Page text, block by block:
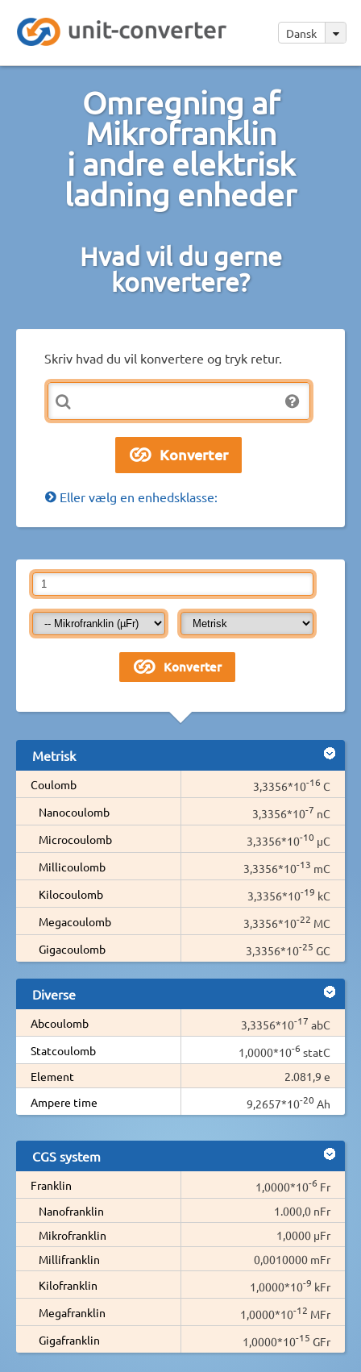
Dansk
Omregning af
Mikrofranklin
i andre elektrisk
ladning enheder
Hvad vil du gerne
konvertere?
Skriv hvad du vil konvertere og tryk retur.
Eller vælg en enhedsklasse:
Metrisk
Coulomb 3,3356*10-16 C
Nanocoulomb
3,3356*10-7 nC
Microcoulomb
3,3356*10-10 µC
Millicoulomb
3,3356*10-13 mC
Kilocoulomb
3,3356*10-19 kC
Megacoulomb
3,3356*10-22 MC
Gigacoulomb
3,3356*10-25 GC
Diverse
Abcoulomb 3,3356*10-17 abC
Statcoulomb
1,0000*10-6 statC
Element
2.081,9 e
Ampere time
9,2657*10-20 Ah
CGS system
Franklin 1,0000*10-6 Fr
Nanofranklin
1.000,0 nFr
Mikrofranklin
1,0000 µFr
Millifranklin
0,0010000 mFr
Kilofranklin
1,0000*10-9 kFr
Megafranklin
1,0000*10-12 MFr
Gigafranklin
1,0000*10-15 GFr